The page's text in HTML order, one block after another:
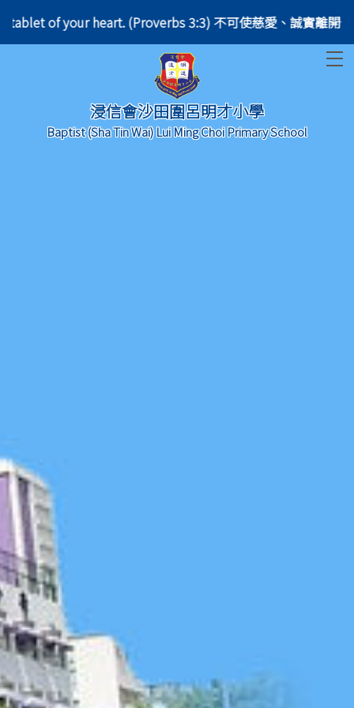
your heart. (Proverbs 3:3) 不可使慈愛、誠實離開你，要
浸信會沙田圍呂明才小學
Baptist (Sha Tin Wai) Lui Ming Choi Primary School